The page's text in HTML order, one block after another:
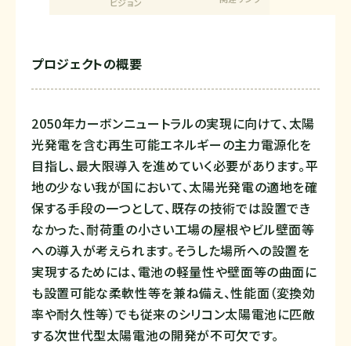
ビジョン
プロジェクトの概要
2050年カーボンニュートラルの実現に向けて、太陽
光発電を含む再生可能エネルギーの主力電源化を
目指し、最大限導入を進めていく必要があります。平
地の少ない我が国において、太陽光発電の適地を確
保する手段の一つとして、既存の技術では設置でき
なかった、耐荷重の小さい工場の屋根やビル壁面等
への導入が考えられます。そうした場所への設置を
実現するためには、電池の軽量性や壁面等の曲面に
も設置可能な柔軟性等を兼ね備え、性能面（変換効
率や耐久性等）でも従来のシリコン太陽電池に匹敵
する次世代型太陽電池の開発が不可欠です。